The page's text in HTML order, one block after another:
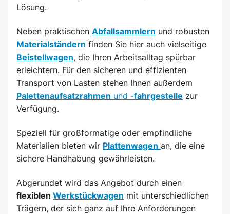
Lösung.
Neben praktischen Abfallsammlern und robusten
Materialständern finden Sie hier auch vielseitige
Beistellwagen, die Ihren Arbeitsalltag spürbar
erleichtern. Für den sicheren und effizienten
Transport von Lasten stehen Ihnen außerdem
Palettenaufsatzrahmen und -fahrgestelle zur
Verfügung.
Speziell für großformatige oder empfindliche
Materialien bieten wir Plattenwagen an, die eine
sichere Handhabung gewährleisten.
Abgerundet wird das Angebot durch einen
flexiblen Werkstückwagen mit unterschiedlichen
Trägern, der sich ganz auf Ihre Anforderungen